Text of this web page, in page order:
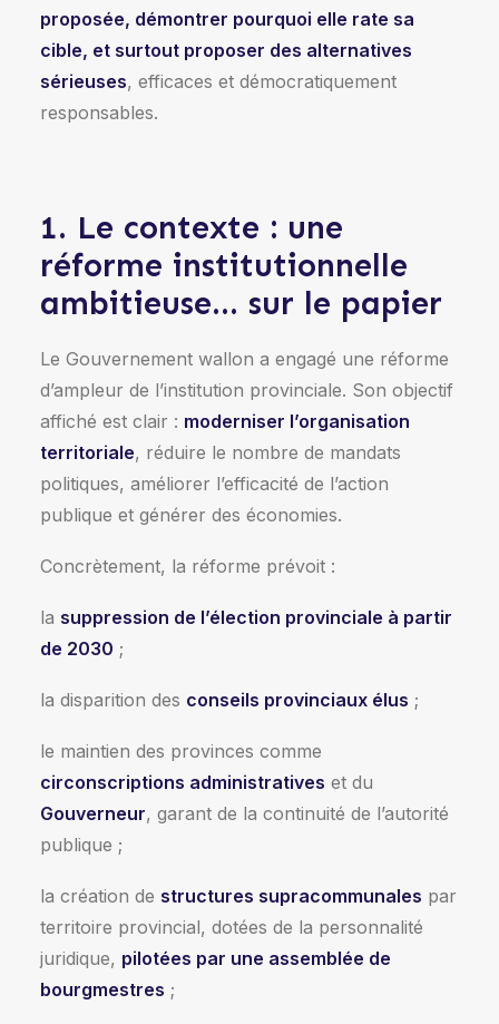
proposée, démontrer pourquoi elle rate sa
cible, et surtout proposer des alternatives
sérieuses, efficaces et démocratiquement
responsables.
1. Le contexte : une
réforme institutionnelle
ambitieuse… sur le papier
Le Gouvernement wallon a engagé une réforme
d’ampleur de l’institution provinciale. Son objectif
affiché est clair : moderniser l’organisation
territoriale, réduire le nombre de mandats
politiques, améliorer l’efficacité de l’action
publique et générer des économies.
Concrètement, la réforme prévoit :
la suppression de l’élection provinciale à partir
de 2030 ;
la disparition des conseils provinciaux élus ;
le maintien des provinces comme
circonscriptions administratives et du
Gouverneur, garant de la continuité de l’autorité
publique ;
la création de structures supracommunales par
territoire provincial, dotées de la personnalité
juridique, pilotées par une assemblée de
bourgmestres ;